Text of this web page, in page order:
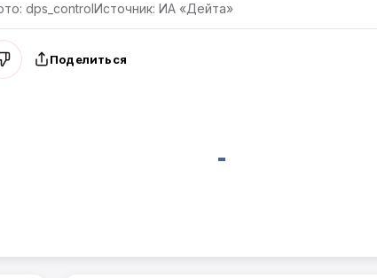
dps_controlИсточник: ИА «Дейта»
Поделиться